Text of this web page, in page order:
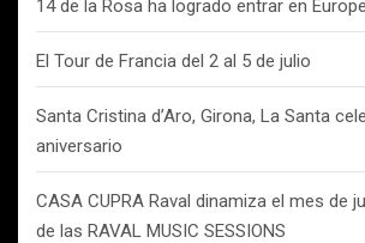
14 de la Rosa ha logrado entrar en
El Tour de Francia del 2 al 5 de julio
Santa Cristina d’Aro, Girona, La Santa
aniversario
CASA CUPRA Raval dinamiza el mes de
de las RAVAL MUSIC SESSIONS